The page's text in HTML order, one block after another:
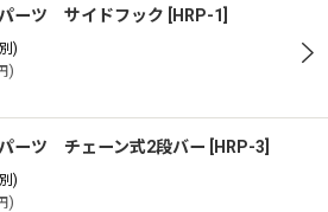
ーツ サイドフック HRP-1
)
)
ーツ チェーン式2段バー [HRP-3]
)
)